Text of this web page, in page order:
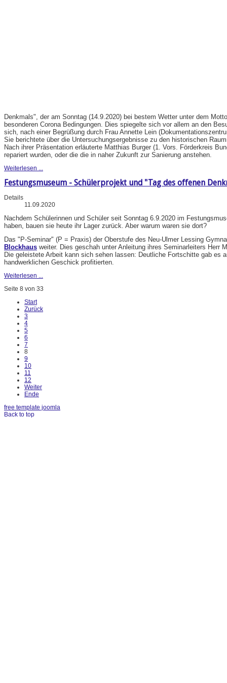
Denkmals", der am Sonntag (14.9.2020) bei bestem Wetter unter dem
besonderen Corona Bedingungen. Dies spiegelte sich vor allem an den
sich, nach einer Begrüßung durch Frau Annette Lein
Sie berichtete über die Untersuchungsergebnisse zu den historischen
Nach ihrer Präsentation erläuterte Matthias Burger (1. Vors. Förderkreis
repariert wurden, oder die die in naher Zukunft zur Sanierung anstehen.
Weiterlesen ...
Festungsmuseum - Schülerprojekt und "Tag des offenen
Details
11.09.2020
Nachdem Schülerinnen und Schüler seit Sonntag 6.9.2020 im
haben, bauen sie heute ihr Lager zurück. Aber warum waren sie dort?
Das "P-Seminar" (P = Praxis) der Oberstufe des Neu-Ulmer Lessing
Blockhaus weiter. Dies geschah unter Anleitung ihres Seminarleiters Herr
Die geleistete Arbeit kann sich sehen lassen: Deutliche Fortschitte gab es
handwerklichen Geschick profitierten.
Weiterlesen ...
Seite 8 von 33
Start
Zurück
3
4
5
6
7
8
9
10
11
12
Weiter
Ende
free template joomla
Back to top